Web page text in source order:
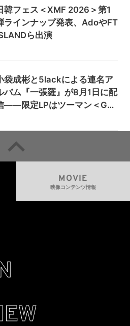
韓フェス＜XMF 2026＞第1
ラインナップ発表、AdoやFT
ら出演
袋成彬と5lackによる連名ア
バム『一張羅』が8月1日に配
——限定LPはツーマン＜Gai
MOVIE
映像コンテンツ情報